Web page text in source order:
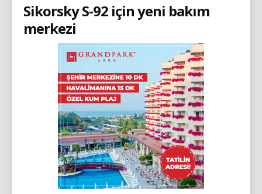
Sikorsky S-92 için yeni bakım
merkezi